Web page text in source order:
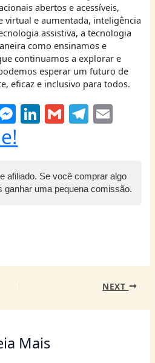
abertos e acessíveis,
virtual e aumentada, inteligência
assistiva, a tecnologia
como ensinamos e
continuamos a explorar e
esperar um futuro de
eficaz e inclusivo para todos.
M
ss
e
n
Li
e
dI
G
l
T
g
ra
l
afiliado. Se você comprar algo
ganhar uma pequena comissão.
NEXT
Mais